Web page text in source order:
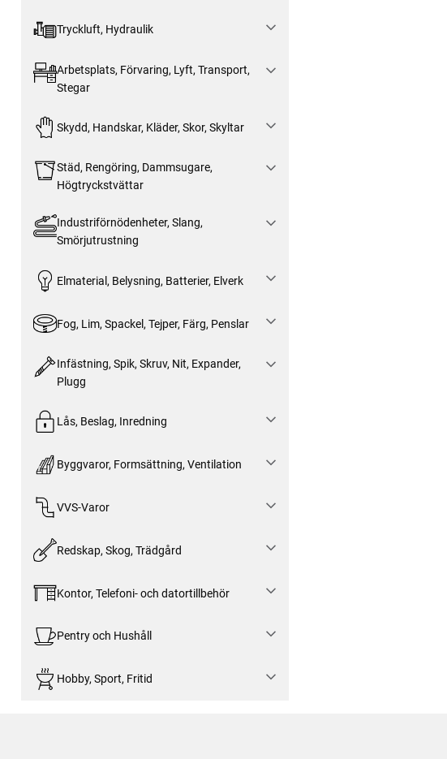
Tryckluft, Hydraulik
Arbetsplats, Förvaring, Lyft, Transport,
Stegar
Skydd, Handskar, Kläder, Skor, Skyltar
Städ, Rengöring, Dammsugare,
Högtryckstvättar
Industriförnödenheter, Slang,
Smörjutrustning
Elmaterial, Belysning, Batterier, Elverk
Fog, Lim, Spackel, Tejper, Färg, Penslar
Infästning, Spik, Skruv, Nit, Expander,
Plugg
Lås, Beslag, Inredning
Byggvaror, Formsättning, Ventilation
VVS-Varor
Redskap, Skog, Trädgård
Kontor, Telefoni- och datortillbehör
Pentry och Hushåll
Hobby, Sport, Fritid